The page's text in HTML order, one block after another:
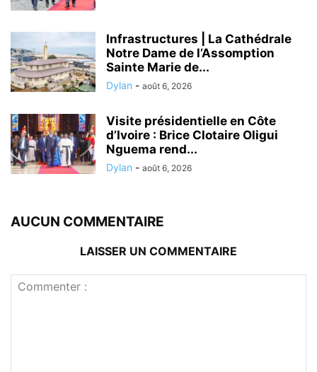
Infrastructures | La Cathédrale
Notre Dame de l’Assomption
Sainte Marie de...
Dylan - août 6, 2026
Visite présidentielle en Côte
d’Ivoire : Brice Clotaire Oligui
Nguema rend...
Dylan - août 6, 2026
AUCUN COMMENTAIRE
LAISSER UN COMMENTAIRE